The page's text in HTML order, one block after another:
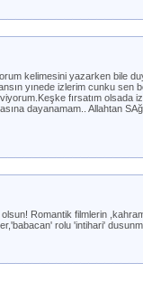
kelimesini yazarken bile
yınede izlerim cunku sen
fırsatım olsada
dayanamam.. Allahtan
Romantik filmlerin
rolu 'intihari'